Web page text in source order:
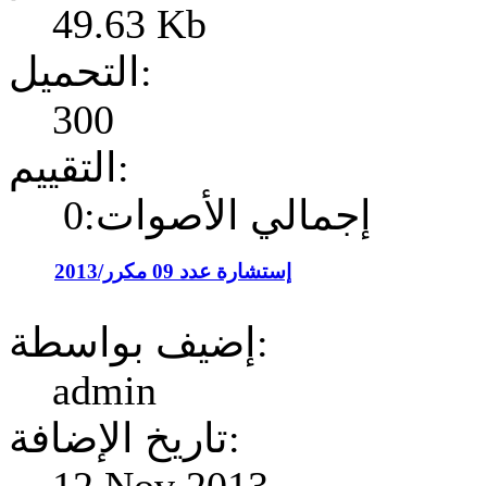
49.63 Kb
التحميل:
300
التقييم:
إجمالي الأصوات:0
إستشارة عدد 09 مكرر/2013
إضيف بواسطة:
admin
تاريخ الإضافة: